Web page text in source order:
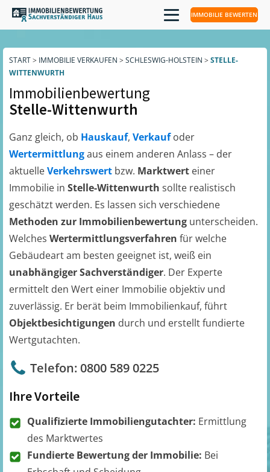
IMMOBILIE BEWERTEN
START> IMMOBILIE VERKAUFEN > SCHLESWIG-HOLSTEIN > STELLE-
WITTENWURTH
Immobilienbewertung
Stelle-Wittenwurth
Ganz gleich, ob Hauskauf, Verkaufoder
Wertermittlungaus einem anderen Anlass – der
aktuelleVerkehrswert bzw. Marktwert einer
Immobilie in Stelle-Wittenwurth sollte realistisch
geschätzt werden. Es lassen sich verschiedene
Methoden zur Immobilienbewertung unterscheiden.
Welches Wertermittlungsverfahren für welche
Gebäudeart am besten geeignet ist, weiß ein
unabhängiger Sachverständiger. Der Experte
ermittelt den Wert einer Immobilie objektiv und
zuverlässig. Er berät beim Immobilienkauf, führt
Objektbesichtigungen durch und erstellt fundierte
Wertgutachten.
Telefon: 0800 589 0225
Ihre Vorteile
Qualifizierte Immobiliengutachter: Ermittlung
des Marktwertes
Fundierte Bewertung der Immobilie: Bei